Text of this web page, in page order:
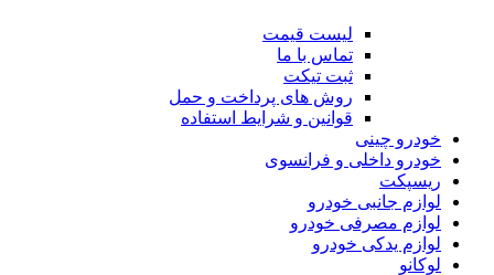
لیست قیمت
تماس با ما
ثبت تیکت
روش های پرداخت و حمل
قوانین و شرایط استفاده
خودرو چینی
خودرو داخلی و فرانسوی
ریسپکت
لوازم جانبی خودرو
لوازم مصرفی خودرو
لوازم یدکی خودرو
لوکانو